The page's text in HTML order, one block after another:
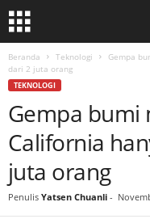
Beranda Teknologi
Gempa
dari 2 juta orang
TEKNOLOGI
Gempa bumi
California
juta orang
Penulis Yatsen Chuanli -